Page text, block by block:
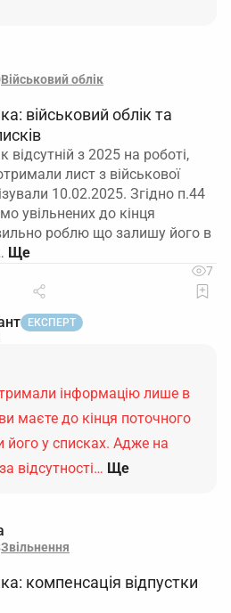
Військовий облік
військовий облік та
з 2025 на роботі,
лист з військової
10.02.2025. Згідно п.44
увільнених до кінця
роблю що залишу його в
7
ЕКСПЕРТ
інформацію лише в
маєте до кінця поточного
його у списках. Адже на
відсутності… Ще
Звільнення
компенсація відпустки